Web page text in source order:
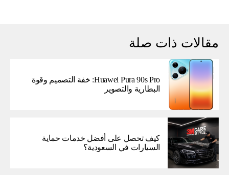
مقالات ذات صلة
Huawei Pura 90s Pro: خفة التصميم وقوة
البطارية والتصوير
كيف تحصل على أفضل خدمات حماية
السيارات في السعودية؟